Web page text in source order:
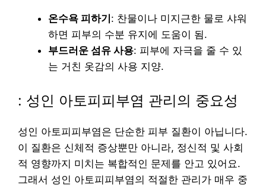
온수욕 피하기: 찬물이나 미지근한 물로 샤워
하면 피부의 수분 유지에 도움이 됨.
부드러운 섬유 사용: 피부에 자극을 줄 수 있
는 거친 옷감의 사용 지양.
: 성인 아토피피부염 관리의 중요성
성인 아토피피부염은 단순한 피부 질환이 아닙니다.
이 질환은 신체적 증상뿐만 아니라, 정신적 및 사회
적 영향까지 미치는 복합적인 문제를 안고 있어요.
그래서 성인 아토피피부염의 적절한 관리가 매우 중